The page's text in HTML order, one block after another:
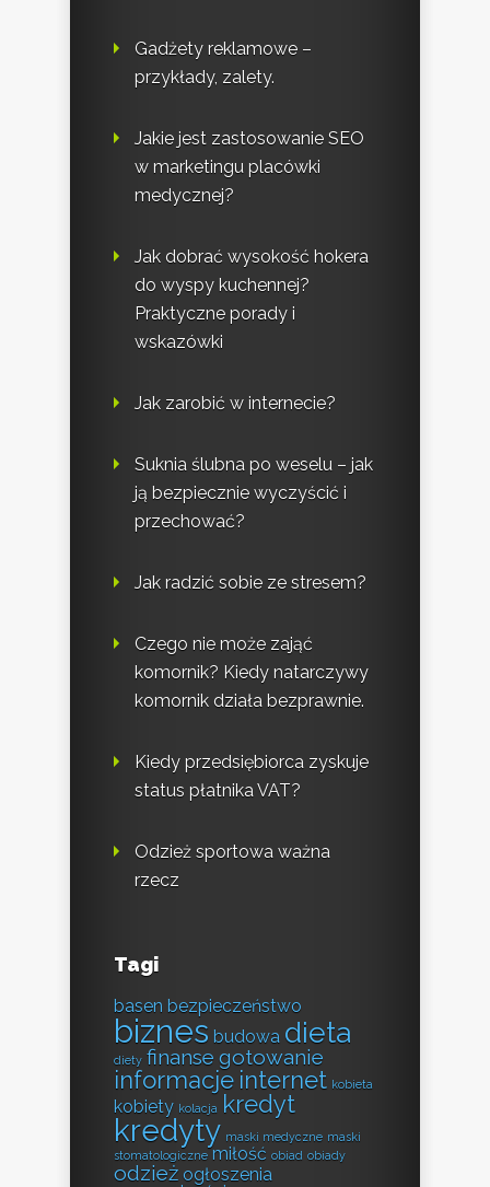
Gadżety reklamowe –
przykłady, zalety.
Jakie jest zastosowanie SEO
w marketingu placówki
medycznej?
Jak dobrać wysokość hokera
do wyspy kuchennej?
Praktyczne porady i
wskazówki
Jak zarobić w internecie?
Suknia ślubna po weselu – jak
ją bezpiecznie wyczyścić i
przechować?
Jak radzić sobie ze stresem?
Czego nie może zająć
komornik? Kiedy natarczywy
komornik działa bezprawnie.
Kiedy przedsiębiorca zyskuje
status płatnika VAT?
Odzież sportowa ważna
rzecz
Tagi
basen bezpieczeństwo
biznes budowa dieta
diety finanse gotowanie
informacje internet kobieta
kobiety kolacja kredyt
kredyty maski medyczne maski
stomatologiczne miłość obiad obiady
odzież ogłoszenia